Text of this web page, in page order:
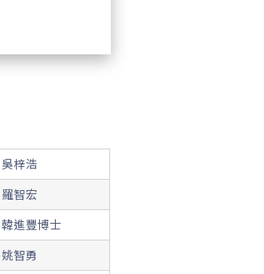
吳梓浩
羅智宏
韓進豐博士
姚智勇